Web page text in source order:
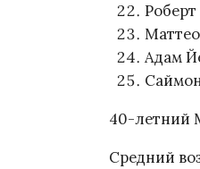
Адам
40-летний
Средний